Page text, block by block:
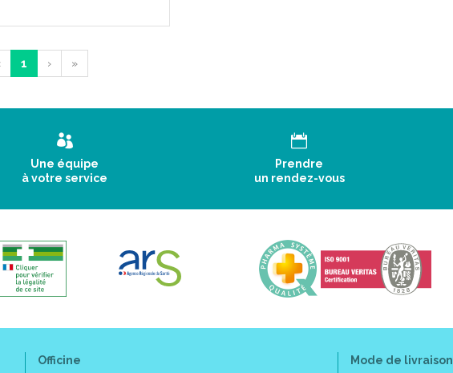
1 › »
Une équipe
à votre service
Prendre
un rendez-vous
Officine Mode de livraison